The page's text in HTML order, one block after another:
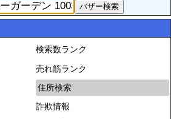
検索数ランク
売れ筋ランク
住所検索
詐欺情報